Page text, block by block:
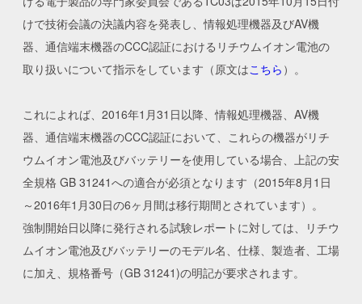
けで技術会議の決議内容を発表し、情報処理機器及びAV機
器、通信端末機器のCCC認証におけるリチウムイオン電池の
取り扱いについて指示をしています（原文はこちら ）。
これによれば、2016年1月31日以降、情報処理機器、AV機
器、通信端末機器のCCC認証において、これらの機器がリチ
ウムイオン電池及びバッテリーを使用している場合、上記の安
全規格 GB 31241への適合が必須となります（2015年8月1日
～2016年1月30日の6ヶ月間は移行期間とされています）。
強制開始日以降に発行される試験レポートに対しては、リチウ
ムイオン電池及びバッテリーのモデル名、仕様、製造者、工場
に加え、規格番号（GB 31241)の明記が要求されます。